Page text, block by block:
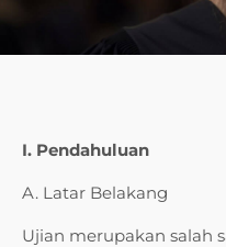
I. Pendahuluan
A. Latar Belakang
Ujian merupakan salah